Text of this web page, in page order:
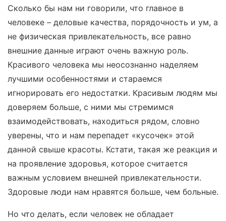
Сколько бы нам ни говорили, что главное в
человеке – деловые качества, порядочность и ум, а
не физическая привлекательность, все равно
внешние данные играют очень важную роль.
Красивого человека мы неосознанно наделяем
лучшими особенностями и стараемся
игнорировать его недостатки. Красивым людям мы
доверяем больше, с ними мы стремимся
взаимодействовать, находиться рядом, словно
уверены, что и нам перепадет «кусочек» этой
данной свыше красоты. Кстати, такая же реакция и
на проявление здоровья, которое считается
важным условием внешней привлекательности.
Здоровые люди нам нравятся больше, чем больные.
Но что делать, если человек не обладает